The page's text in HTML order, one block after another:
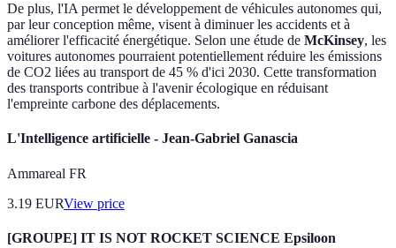
De plus, l'IA permet le développement de véhicules autonomes qui,
par leur conception même, visent à diminuer les accidents et à
améliorer l'efficacité énergétique. Selon une étude de McKinsey, les
voitures autonomes pourraient potentiellement réduire les émissions
de CO2 liées au transport de 45 % d'ici 2030. Cette transformation
des transports contribue à l'avenir écologique en réduisant
l'empreinte carbone des déplacements.
L'Intelligence artificielle - Jean-Gabriel Ganascia
Ammareal FR
3.19 EURView price
[GROUPE] IT IS NOT ROCKET SCIENCE Epsiloon